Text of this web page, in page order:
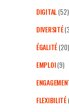
DIGITAL(52)
DIVERSITÉ
ÉGALITÉ(20)
EMPLOI(9)
FLEXIBILITÉ